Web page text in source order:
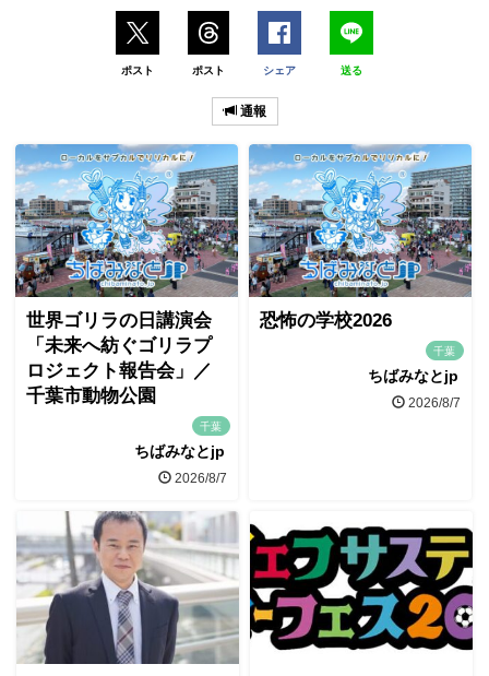
ポスト ポスト シェア 送る
通報
世界ゴリラの日講演会
「未来へ紡ぐゴリラプ
ロジェクト報告会」／
千葉市動物公園
千葉
ちばみなとjp
2026/8/7
恐怖の学校2026
千葉
ちばみなとjp
2026/8/7